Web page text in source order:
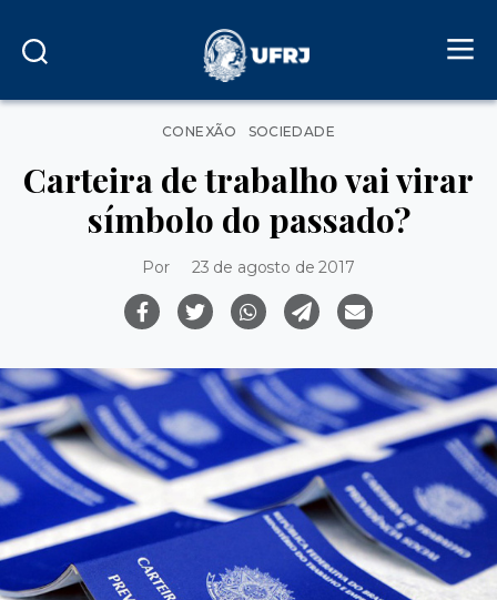
Categorias
CONEXÃO SOCIEDADE
Carteira de trabalho vai virar
símbolo do passado?
Por 23 de agosto de 2017